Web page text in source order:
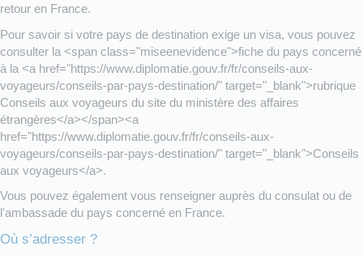
retour en France.
Pour savoir si votre pays de destination exige un visa, vous pouvez
consulter la <span class="miseenevidence">fiche du pays concerné
à la <a href="https://www.diplomatie.gouv.fr/fr/conseils-aux-
voyageurs/conseils-par-pays-destination/" target="_blank">rubrique
Conseils aux voyageurs du site du ministère des affaires
étrangères</a></span><a
href="https://www.diplomatie.gouv.fr/fr/conseils-aux-
voyageurs/conseils-par-pays-destination/" target="_blank">Conseils
aux voyageurs</a>.
Vous pouvez également vous renseigner auprès du consulat ou de
l'ambassade du pays concerné en France.
Où s’adresser ?